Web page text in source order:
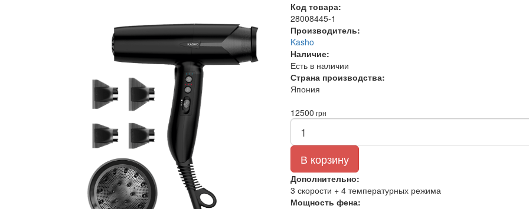
Код товара:
28008445-1
Производитель:
Kasho
Наличие:
Есть в наличии
Страна производства:
Япония
12500 грн
В корзину
Дополнительно:
3 скорости + 4 температурных режима
Мощность фена: